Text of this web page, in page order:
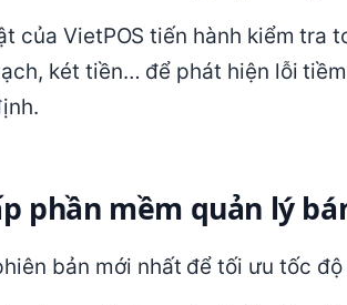
của VietPOS tiến hành kiểm tra
két tiền… để phát hiện lỗi
phần mềm quản lý
bản mới nhất để tối ưu tốc độ